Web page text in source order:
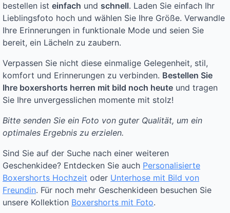
bestellen ist einfach und schnell. Laden Sie einfach Ihr
Lieblingsfoto hoch und wählen Sie Ihre Größe. Verwandle
Ihre Erinnerungen in funktionale Mode und seien Sie
bereit, ein Lächeln zu zaubern.
Verpassen Sie nicht diese einmalige Gelegenheit, stil,
komfort und Erinnerungen zu verbinden. Bestellen Sie
Ihre boxershorts herren mit bild noch heute und tragen
Sie Ihre unvergesslichen momente mit stolz!
Bitte senden Sie ein Foto von guter Qualität, um ein
optimales Ergebnis zu erzielen.
Sind Sie auf der Suche nach einer weiteren
Geschenkidee? Entdecken Sie auch Personalisierte
Boxershorts Hochzeit oder Unterhose mit Bild von
Freundin. Für noch mehr Geschenkideen besuchen Sie
unsere Kollektion Boxershorts mit Foto.